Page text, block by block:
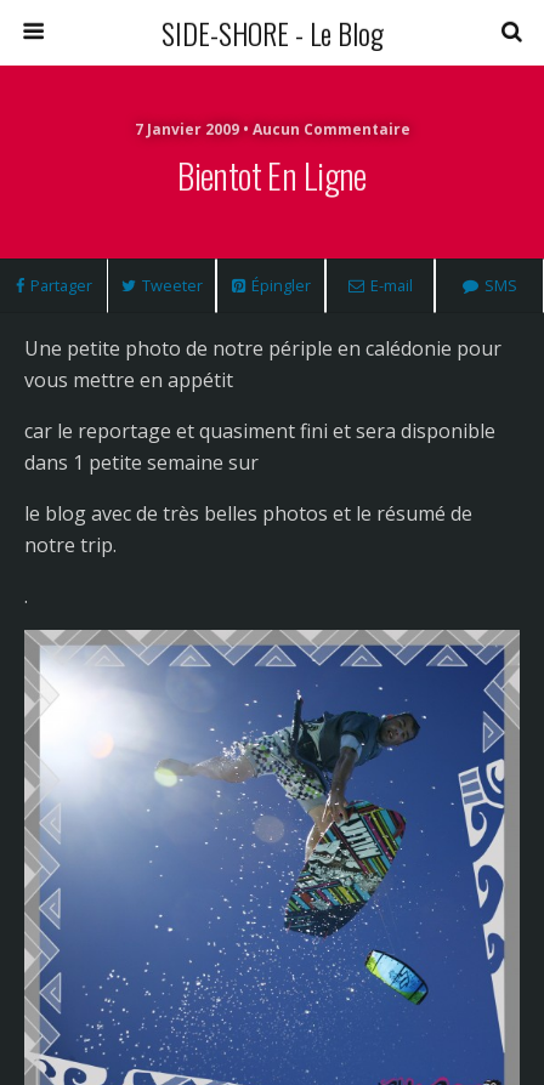
SIDE-SHORE - Le Blog
7 Janvier 2009 • Aucun Commentaire
Bientot En Ligne
Partager Tweeter Épingler E-mail SMS
Une petite photo de notre périple en calédonie pour
vous mettre en appétit
car le reportage et quasiment fini et sera disponible
dans 1 petite semaine sur
le blog avec de très belles photos et le résumé de
notre trip.
.